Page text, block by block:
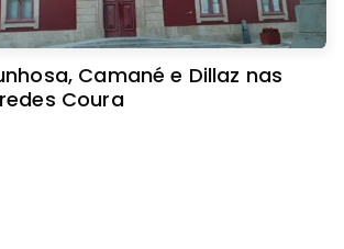
Camané e Dillaz nas
Coura